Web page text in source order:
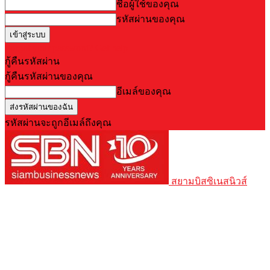
ชื่อผู้ใช้ของคุณ
รหัสผ่านของคุณ
กู้คืนรหัสผ่าน
กู้คืนรหัสผ่านของคุณ
อีเมล์ของคุณ
รหัสผ่านจะถูกอีเมล์ถึงคุณ
สยามบิสซิเนสนิวส์